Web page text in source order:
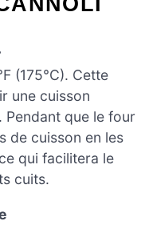
(175°C). Cette
une cuisson
Pendant que le four
de cuisson en les
qui facilitera le
cuits.